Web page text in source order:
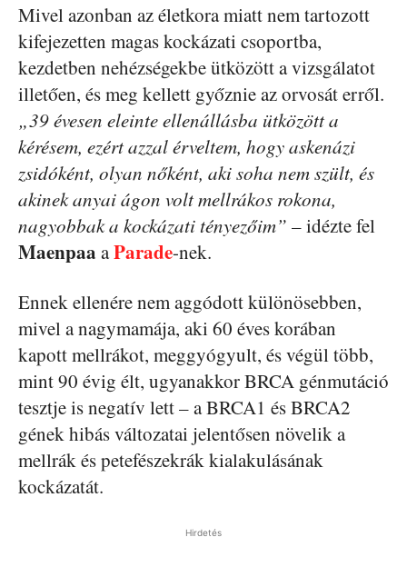
Mivel azonban az életkora miatt nem tartozott
kifejezetten magas kockázati csoportba,
kezdetben nehézségekbe ütközött a vizsgálatot
illetően, és meg kellett győznie az orvosát erről.
„39 évesen eleinte ellenállásba ütközött a
kérésem, ezért azzal érveltem, hogy askenázi
zsidóként, olyan nőként, aki soha nem szült, és
akinek anyai ágon volt mellrákos rokona,
nagyobbak a kockázati tényezőim” – idézte fel
Maenpaa aParade-nek.
Ennek ellenére nem aggódott különösebben,
mivel a nagymamája, aki 60 éves korában
kapott mellrákot, meggyógyult, és végül több,
mint 90 évig élt, ugyanakkor BRCA génmutáció
tesztje is negatív lett – a BRCA1 és BRCA2
gének hibás változatai jelentősen növelik a
mellrák és petefészekrák kialakulásának
kockázatát.
Hirdetés